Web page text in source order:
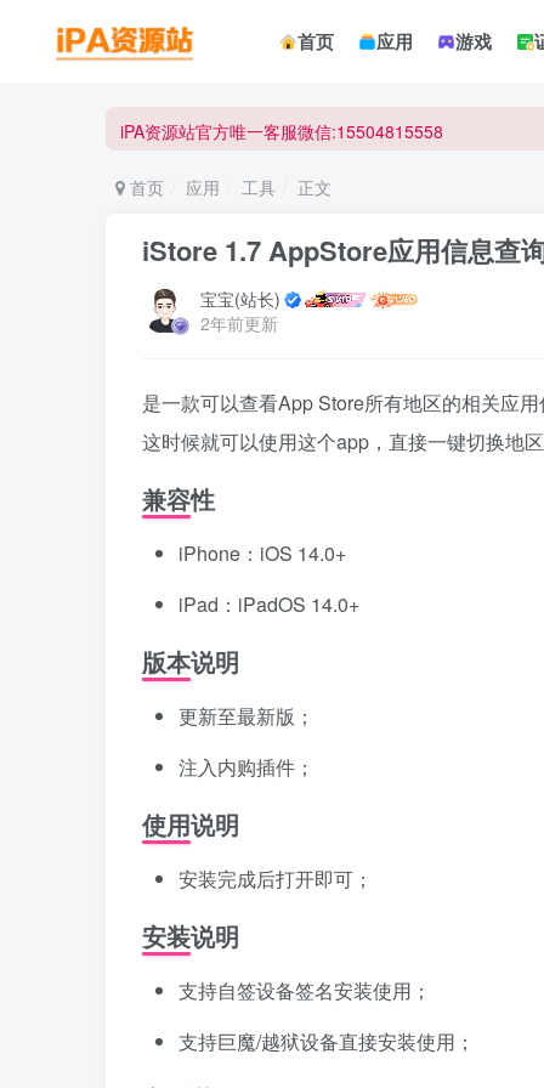
首页 应用 游戏
iPA资源站官方唯一客服微信:15504815558
iPA资源站官方唯一客服微信:15504815558
首页 应用 工具 正文
iStore 1.7 AppStore应用信息查
宝宝(站长)
2年前更新
是一款可以查看App Store所有地区的相关应
这时候就可以使用这个app，直接一键切换地
兼容性
iPhone：iOS 14.0+
iPad：iPadOS 14.0+
版本说明
更新至最新版；
注入内购插件；
使用说明
安装完成后打开即可；
安装说明
支持自签设备签名安装使用；
支持巨魔/越狱设备直接安装使用；